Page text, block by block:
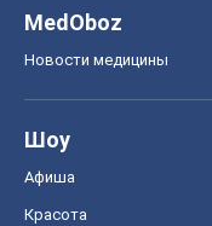
MedOboz
Новости медицины
Шоу
Афиша
Красота